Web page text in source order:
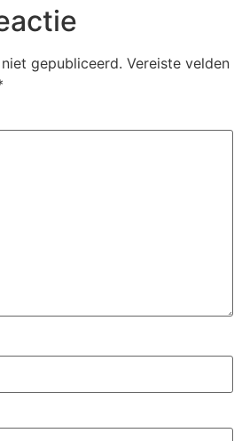
gepubliceerd. Vereiste velden